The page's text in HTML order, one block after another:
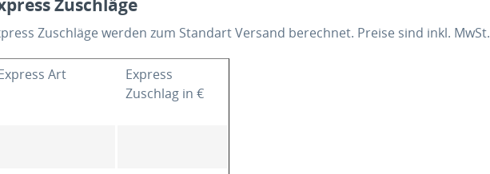
Zuschläge
Zuschläge werden zum Standart Versand berechnet. Preise sind inkl. MwSt.
Art
Express
Zuschlag in €